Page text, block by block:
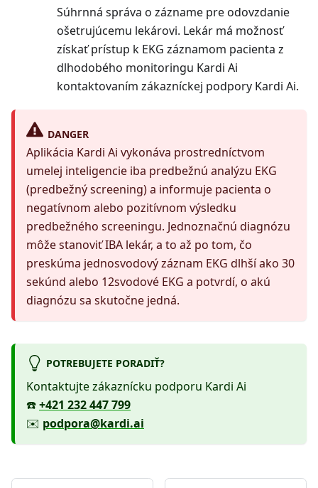
Súhrnná správa o zázname pre odovzdanie
ošetrujúcemu lekárovi. Lekár má možnosť
získať prístup k EKG záznamom pacienta z
dlhodobého monitoringu Kardi Ai
kontaktovaním zákazníckej podpory Kardi Ai.
DANGER
Aplikácia Kardi Ai vykonáva prostredníctvom
umelej inteligencie iba predbežnú analýzu EKG
(predbežný screening) a informuje pacienta o
negatívnom alebo pozitívnom výsledku
predbežného screeningu. Jednoznačnú diagnózu
môže stanoviť IBA lekár, a to až po tom, čo
preskúma jednosvodový záznam EKG dlhší ako 30
sekúnd alebo 12svodové EKG a potvrdí, o akú
diagnózu sa skutočne jedná.
POTREBUJETE PORADIŤ?
Kontaktujte zákaznícku podporu Kardi Ai
☎️+421 232 447 799
✉️ podpora@kardi.ai